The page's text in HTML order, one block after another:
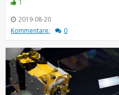
1
2019-08-20
Kommentare:
0